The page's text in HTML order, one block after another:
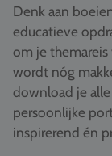
Vacatures
Contact
076 522 30 57
Denk aan
educatieve
om je
wordt nóg
download je
persoonlijke
inspirerend én